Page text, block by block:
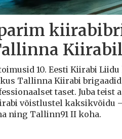
Kiirabil
10. Eesti Kiirabi
Tallinna Kiirabi
taset. Juba teist
võistlustel kaksikvõidu
ning Tallinn91 II koha.